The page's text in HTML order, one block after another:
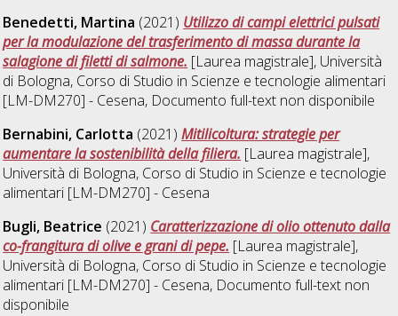
Benedetti, Martina (2021) Utilizzo di campi elettrici pulsati
per la modulazione del trasferimento di massa durante la
salagione di filetti di salmone. [Laurea magistrale], Università
di Bologna, Corso di Studio in Scienze e tecnologie alimentari
[LM-DM270] - Cesena, Documento full-text non disponibile
Bernabini, Carlotta (2021)Mitilicoltura: strategie per
aumentare la sostenibilità della filiera. [Laurea magistrale],
Università di Bologna, Corso di Studio in Scienze e tecnologie
alimentari [LM-DM270] - Cesena
Bugli, Beatrice (2021) Caratterizzazione di olio ottenuto dalla
co-frangitura di olive e grani di pepe. [Laurea magistrale],
Università di Bologna, Corso di Studio in Scienze e tecnologie
alimentari [LM-DM270] - Cesena, Documento full-text non
disponibile